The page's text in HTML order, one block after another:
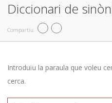
Diccionari de
Compartiu
Introduïu la paraula que voleu
cerca.